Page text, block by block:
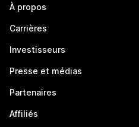
À propos
Carrières
Investisseurs
Presse et médias
Partenaires
Affiliés